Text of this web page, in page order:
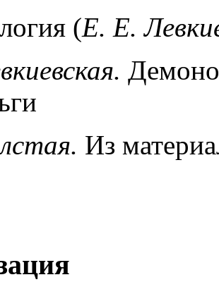
(Е. Е.
Из